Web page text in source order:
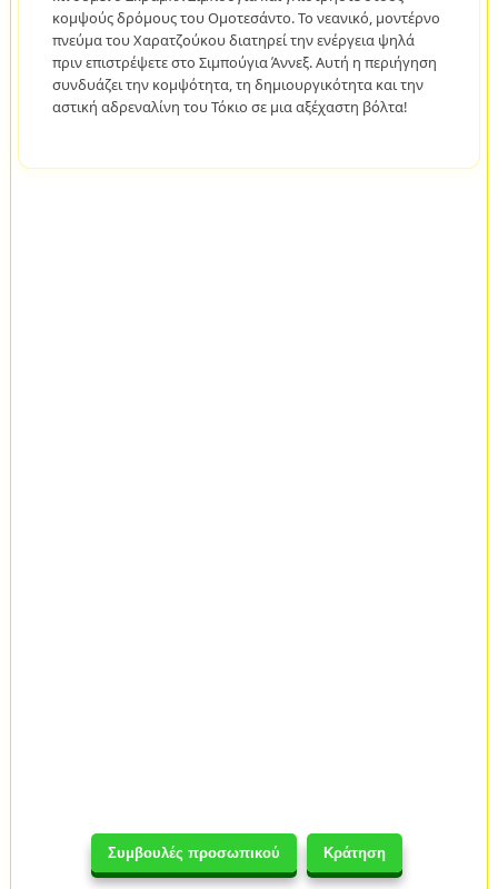
Συμβουλές προσωπικού Κράτηση
κομψούς δρόμους του Ομοτεσάντο. Το νεανικό, μοντέρνο
πνεύμα του Χαρατζούκου διατηρεί την ενέργεια ψηλά
πριν επιστρέψετε στο Σιμπούγια Άννεξ. Αυτή η περιήγηση
συνδυάζει την κομψότητα, τη δημιουργικότητα και την
αστική αδρεναλίνη του Τόκιο σε μια αξέχαστη βόλτα!